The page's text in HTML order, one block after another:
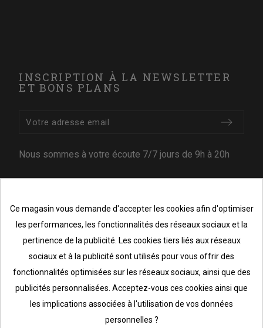
INSCRIPTION À LA NEWSLETTER
ET BONS PLANS
Nous sommes à votre écoute 7/7 jours de 9h à 20h
A votre écoute
depuis plus de
10 ans !
INFORMATIONS
Ce magasin vous demande d'accepter les cookies afin d'optimiser
les performances, les fonctionnalités des réseaux sociaux et la
pertinence de la publicité. Les cookies tiers liés aux réseaux
sociaux et à la publicité sont utilisés pour vous offrir des
fonctionnalités optimisées sur les réseaux sociaux, ainsi que des
publicités personnalisées. Acceptez-vous ces cookies ainsi que
les implications associées à l'utilisation de vos données
personnelles ?
Consentement aux cookies